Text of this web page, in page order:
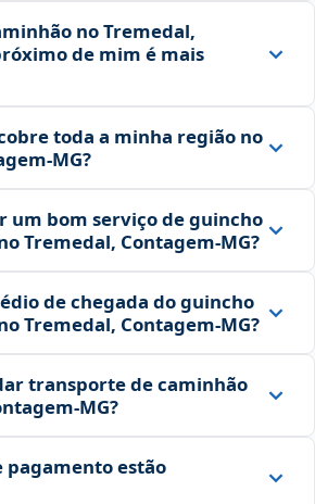
no Tremedal,
de mim é mais
toda a minha região no
um bom serviço de guincho
Tremedal, Contagem‑MG?
de chegada do guincho
Tremedal, Contagem‑MG?
transporte de caminhão
pagamento estão